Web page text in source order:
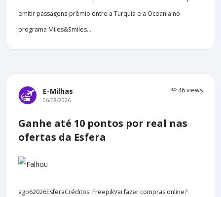
emitir passagens-prêmio entre a Turquia e a Oceania no
programa Miles&Smiles....
E-Milhas 46 views
06/08/2026
Ganhe até 10 pontos por real nas
ofertas da Esfera
ago62026EsferaCréditos: FreepikVai fazer compras online?